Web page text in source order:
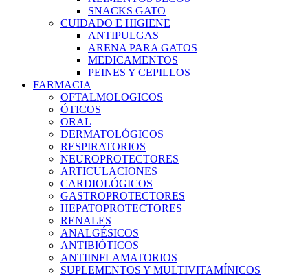
SNACKS GATO
CUIDADO E HIGIENE
ANTIPULGAS
ARENA PARA GATOS
MEDICAMENTOS
PEINES Y CEPILLOS
FARMACIA
OFTALMOLOGICOS
ÓTICOS
ORAL
DERMATOLÓGICOS
RESPIRATORIOS
NEUROPROTECTORES
ARTICULACIONES
CARDIOLÓGICOS
GASTROPROTECTORES
HEPATOPROTECTORES
RENALES
ANALGÉSICOS
ANTIBIÓTICOS
ANTIINFLAMATORIOS
SUPLEMENTOS Y MULTIVITAMÍNICOS